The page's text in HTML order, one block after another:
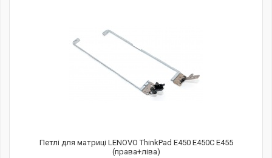
Петлі для матриці LENOVO ThinkPad E450 E450C E455
(права+ліва)